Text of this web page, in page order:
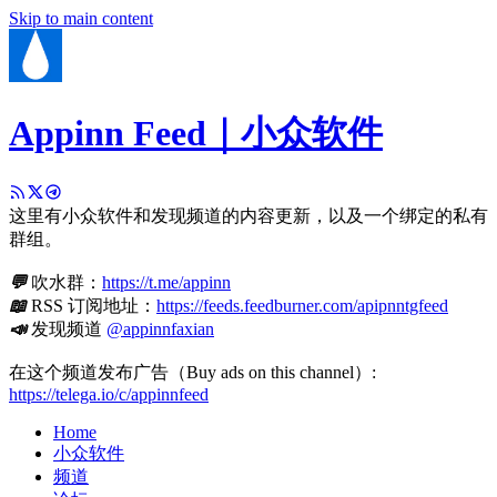
Skip to main content
Appinn Feed｜小众软件
这里有小众软件和发现频道的内容更新，以及一个绑定的私有
群组。
💬吹水群： https://t.me/appinn
📖RSS 订阅地址： https://feeds.feedburner.com/apipnntgfeed
📣发现频道 @appinnfaxian
在这个频道发布广告（Buy ads on this channel）:
https://telega.io/c/appinnfeed
Home
小众软件
频道